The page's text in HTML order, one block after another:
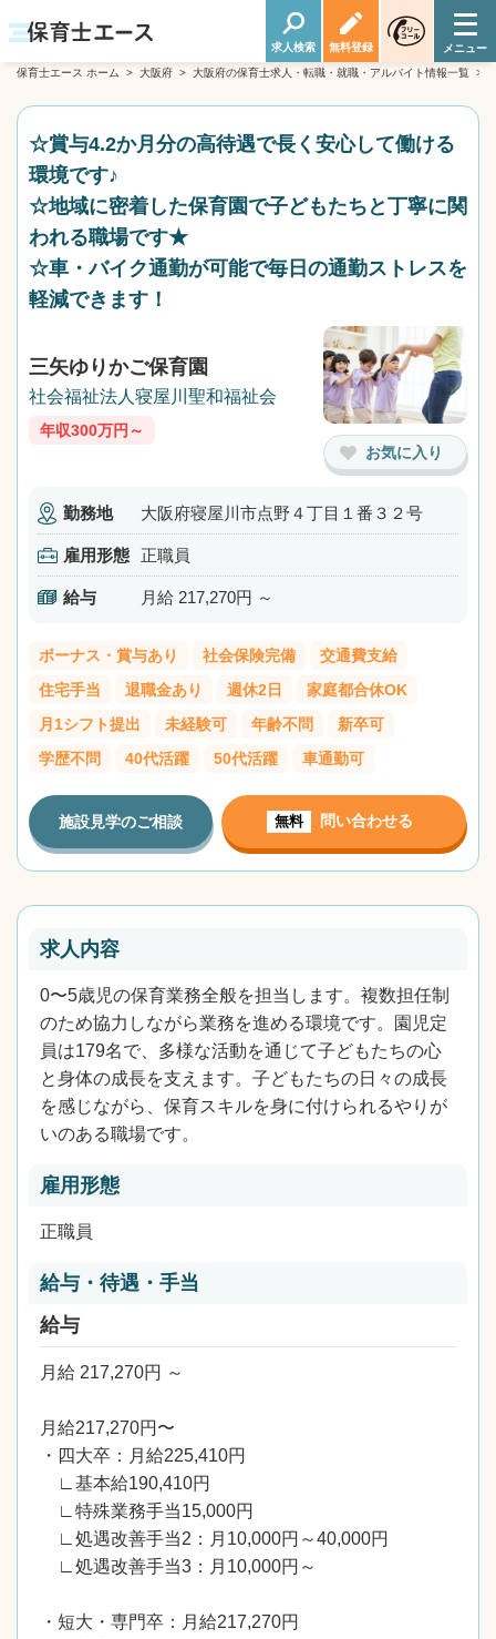
求人検索 無料登録
保育士エース ホーム > 大阪府 > 大阪府の保育士求人・転職・就職・アルバイト情報一覧 >
☆賞与4.2か月分の高待遇で長く安心して働ける
環境です♪
☆地域に密着した保育園で子どもたちと丁寧に関
われる職場です★
☆車・バイク通勤が可能で毎日の通勤ストレスを
軽減できます！
お気に入り
三矢ゆりかご保育園
社会福祉法人寝屋川聖和福祉会
年収300万円～
勤務地 大阪府寝屋川市点野４丁目１番３２号
雇用形態 正職員
給与 月給 217,270円 ～
ボーナス・賞与あり 社会保険完備
交通費支給
住宅手当
退職金あり 週休2日
家庭都合休OK
月1シフト提出
未経験可 年齢不問
新卒可
学歴不問
40代活躍 50代活躍 車通勤可
施設見学のご相談 無料 問い合わせる
求人内容
0〜5歳児の保育業務全般を担当します。複数担任制
のため協力しながら業務を進める環境です。園児定
員は179名で、多様な活動を通じて子どもたちの心
と身体の成長を支えます。子どもたちの日々の成長
を感じながら、保育スキルを身に付けられるやりが
いのある職場です。
雇用形態
正職員
給与・待遇・手当
給与
月給 217,270円 ～
月給217,270円〜
・四大卒：月給225,410円
∟基本給190,410円
∟特殊業務手当15,000円
∟処遇改善手当2：月10,000円～40,000円
∟処遇改善手当3：月10,000円～
・短大・専門卒：月給217,270円